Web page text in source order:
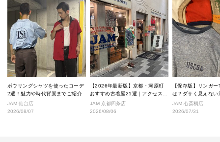
ボウリングシャツを使ったコーデ
2選！魅力や時代背景までご紹介
JAM 仙台店
2026/08/07
【2026年最新版】京都・河原町
おすすめ古着屋21選｜アクセス良
好な絶対行くべきショップ厳選！
JAM 京都四条店
2026/08/06
【保存版】リンガ
は？ダサく見えない
なし完全ガイド
JAM 心斎橋店
2026/07/31